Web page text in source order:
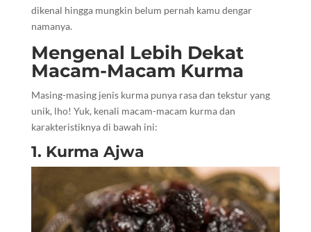
dikenal hingga mungkin belum pernah kamu dengar
namanya.
Mengenal Lebih Dekat
Macam-Macam Kurma
Masing-masing jenis kurma punya rasa dan tekstur yang
unik, lho! Yuk, kenali macam-macam kurma dan
karakteristiknya di bawah ini:
1. Kurma Ajwa